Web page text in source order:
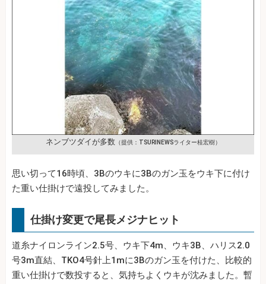
ネンブツダイが多数 （提供：TSURINEWSライター桂宏樹）
思い切って16時頃、3Bのウキに3Bのガン玉をウキ下に付け
た重い仕掛けで遠投してみました。
仕掛け変更で尾長メジナヒット
道糸ナイロンライン2.5号、ウキ下4m、ウキ3B、ハリス2.0
号3m直結、TKO4号針上1mに3Bのガン玉を付けた、比較的
重い仕掛けで数投すると、気持ちよくウキが沈みました。暫